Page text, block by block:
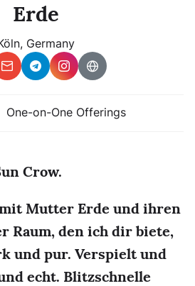
where connection, presence, and
Erde
Germany
One-on-One Offerings
Crow.
Mutter Erde und ihren
Raum, den ich dir biete,
und pur. Verspielt und
echt. Blitzschnelle